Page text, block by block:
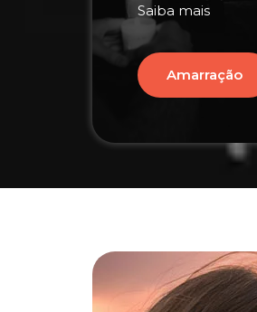
Saiba mais
Amarração